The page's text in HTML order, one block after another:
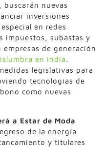
nuevas
inversiones
en redes
impuestos, subastas y
de generación
en India
legislativas para
tecnologías de
como nuevas
a Estar de Moda
de la energía
y titulares